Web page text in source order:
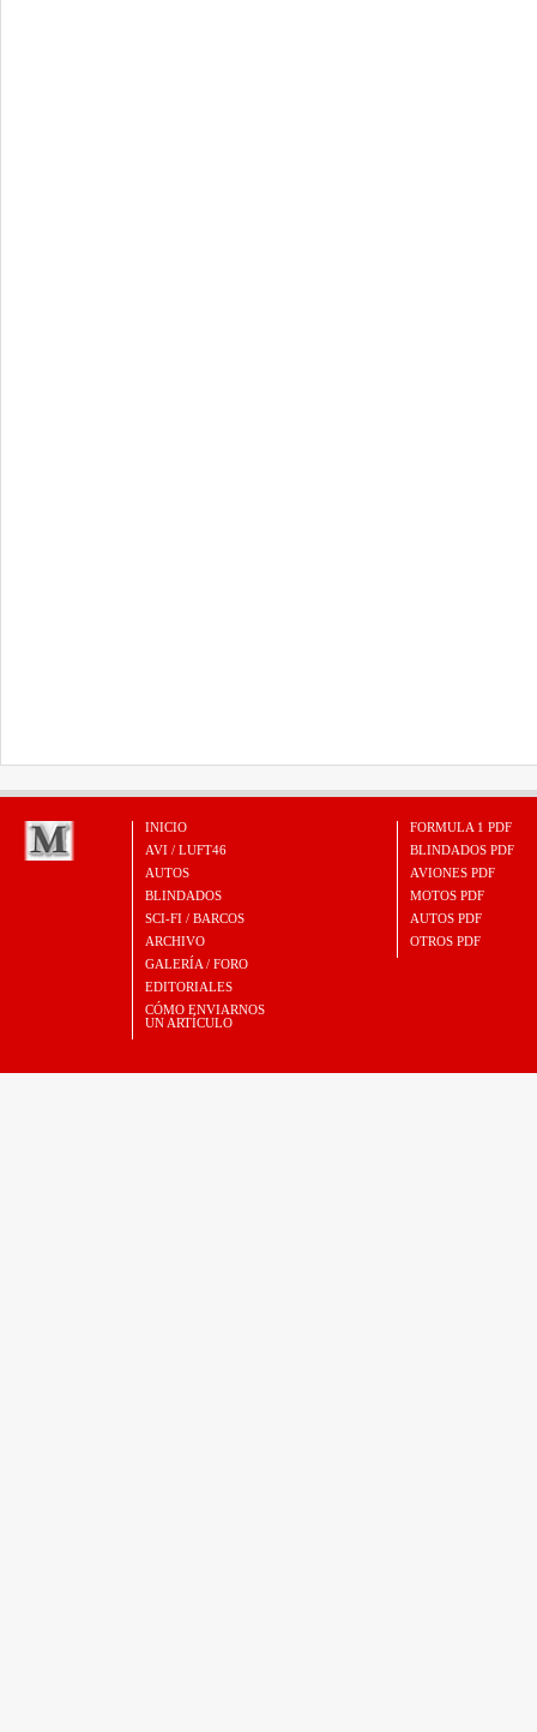
INICIO
AVI / LUFT46
AUTOS
BLINDADOS
SCI-FI / BARCOS
ARCHIVO
GALERÍA / FORO
EDITORIALES
CÓMO ENVIARNOS
UN ARTÍCULO
FORMULA 1 PDF
BLINDADOS PDF
AVIONES PDF
MOTOS PDF
AUTOS PDF
OTROS PDF